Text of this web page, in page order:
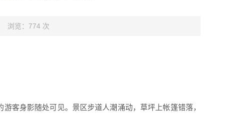
浏览：774 次
客身影随处可见。景区步道人潮涌动，草坪上帐篷错落，